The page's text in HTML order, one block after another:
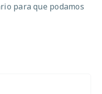
para que podamos